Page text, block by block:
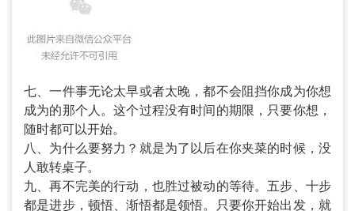
七、一件事无论太早或者太晚，都不会阻挡你成为你想
成为的那个人。这个过程没有时间的期限，只要你想，
随时都可以开始。
八、为什么要努力？就是为了以后在你夹菜的时候，没
人敢转桌子。
九、再不完美的行动，也胜过被动的等待。五步、十步
都是进步，顿悟、渐悟都是领悟。只要你开始出发，就